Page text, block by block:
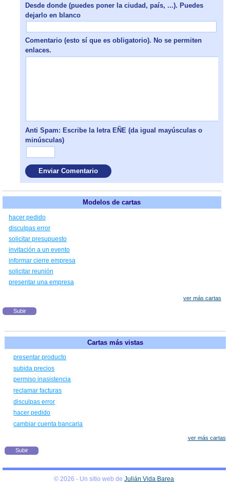
Desde donde (puedes poner la ciudad, país, ...). Puedes
dejarlo en blanco
Comentario (esto sí que es obligatorio). No se permiten
enlaces.
Anti Spam: Escribe la letra EÑE (da igual mayúsculas o
minúsculas)
Modelos de cartas
hacer pedido
disculpas error
solicitar presupuesto
invitación a un evento
informar cierre empresa
solicitar reunión
presentar una empresa
ver más cartas
Subir
Cartas más vistas
presentar producto
subida precios
permiso inasistencia
reclamar facturas
disculpas error
hacer pedido
cambiar cuenta bancaria
ver más cartas
Subir
© 2026 - Un sitio web deJulián Vida Barea